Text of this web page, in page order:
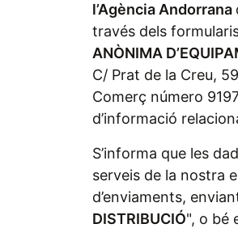
l’Agència Andorrana
través dels
ANÒNIMA
C/ Prat de la Creu,
Comerç número
d’informació
S’informa que les
serveis de la nostra
d’enviaments,
DISTRIBUCIÓ", o bé